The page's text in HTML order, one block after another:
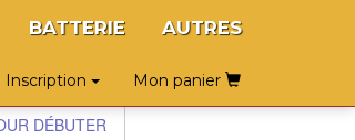
BATTERIE AUTRES
Mon panier
DÉBUTER